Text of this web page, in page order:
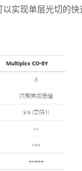
实现单层光切的